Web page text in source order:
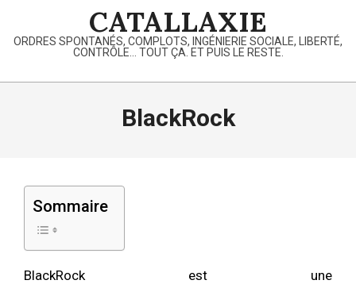
content
CATALLAXIE
ORDRES SPONTANÉS, COMPLOTS, INGÉNIERIE SOCIALE, LIBERTÉ,
CONTRÔLE… TOUT ÇA. ET PUIS LE RESTE.
Primary
BlackRock
Sommaire
BlackRock est une